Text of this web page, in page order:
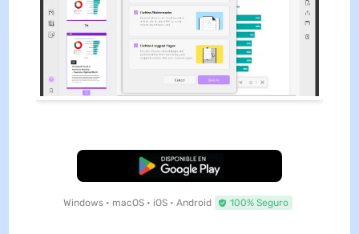
Descarga Gratuita
Windows • macOS • iOS • Android 100% Seguro